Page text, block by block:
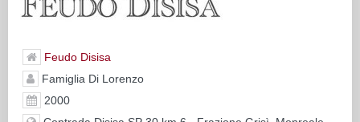
Feudo Disisa
Famiglia Di Lorenzo
2000